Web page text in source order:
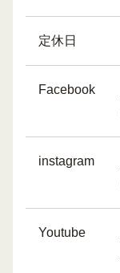
定休日
Facebook
instagram
Youtube